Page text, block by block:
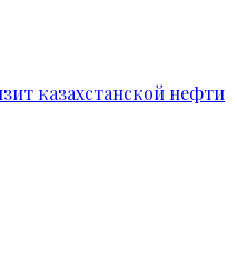
казахстанской нефти